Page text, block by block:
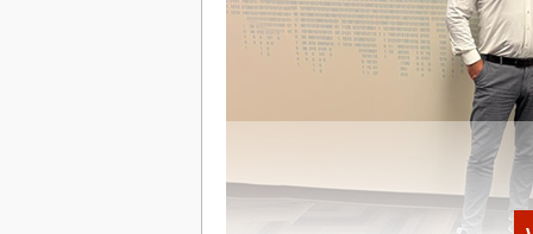
Außerdem waren folgende Start-
2NA FISHaus München ermöglicht die
Genaktivität im räumlichen Kontext.
Diagnostika zur
Genaktivitätsmuster (RNA
aus München entwickelt
Antriebssysteme. Schlüssel für die
diese erfolgt direkt durch die Wicklung